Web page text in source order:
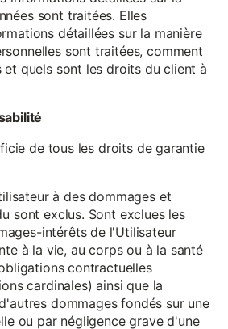
sont traitées. Elles
détaillées sur la manière
sont traitées, comment
quels sont les droits du client à
de tous les droits de garantie
à des dommages et
sont exclus. Sont exclues les
intérêts de l'Utilisateur
à la vie, au corps ou à la santé
contractuelles
cardinales) ainsi que la
dommages fondés sur une
ou par négligence grave d'une